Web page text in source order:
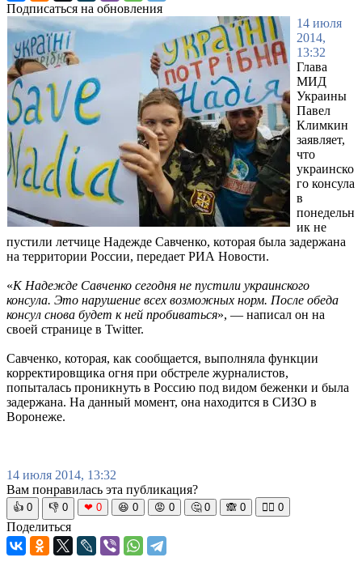
Подписаться на обновления
14 июля
2014,
13:32
Глава
МИД
Украины
Павел
Климкин
заявляет,
что
украинско
го консула
в
понедельн
ик не
пустили летчице Надежде Савченко, которая была задержана
на территории России, передает РИА Новости.
«К Надежде Савченко сегодня не пустили украинского
консула. Это нарушение всех возможных норм. После обеда
консул снова будет к ней пробиваться», — написал он на
своей странице в Twitter.
Савченко, которая, как сообщается, выполняла функции
корректировщика огня при обстреле журналистов,
попыталась проникнуть в Россию под видом беженки и была
задержана. На данный момент, она находится в СИЗО в
Воронеже.
14 июля 2014, 13:32
Вам понравилась эта публикация?
👍 0 👎 0 ❤ 0 😆 0 😡 0 🤔 0 🙈 0 🧘‍♀️ 0
Поделиться